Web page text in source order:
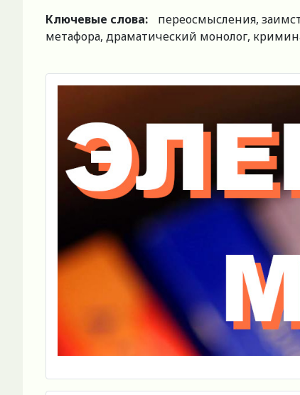
Ключевые слова:
переосмысления,
метафора, драматический монолог,